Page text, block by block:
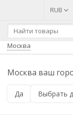
RUB
Москва
Москва ваш
Да Выбрать